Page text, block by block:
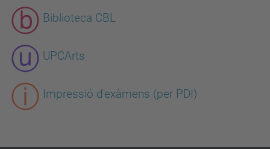
Biblioteca CBL
UPCArts
Impressió d'exàmens (per PDI)